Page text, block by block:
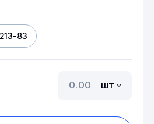
83
шт